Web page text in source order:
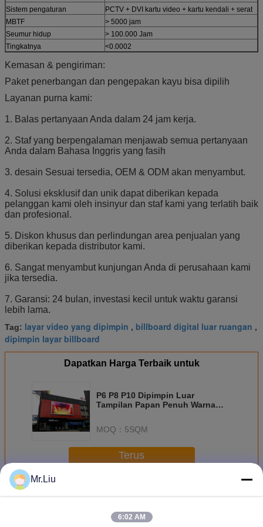
Sistem pengaturan
PCTV + DVI kartu video + kartu kendali + serat
MBTF
> 5000 jam
Seumur hidup
> 100.000 Jam
Tingkatnya
<0.0002
Kemasan & pengiriman:
Paket penerbangan dan pengepakan kayu bisa dipilih
Layanan purna kami:
1. Balas pertanyaan Anda dalam 24 jam kerja.
2. Staf yang berpengalaman menjawab semua pertanyaan
Anda dalam Bahasa Inggris yang fasih
3. desain Sesuai tersedia, OEM & ODM akan menyambut.
4. Solusi eksklusif dan unik dapat diberikan kepada
pelanggan kami oleh insinyur dan staf kami yang terlatih baik
dan profesional.
5. Diskon khusus dan perlindungan area penjualan yang
diberikan kepada distributor kami.
6. Sangat menyambut kunjungan Anda di perusahaan kami
jika tersedia.
7. Garansi: 24 bulan, investasi kecil untuk waktu garansi
lebih lama.
Tag: layar video yang dipimpin , billboard digital luar ruangan ,
dipimpin layar billboard
Dapatkan Harga Terbaik untuk
P6 P8 P10 Dipimpin Luar
Tampilan Papan Penuh Warna
MOQ： 5SQM
Terus
Lebih
Mr.Liu
6:02 AM